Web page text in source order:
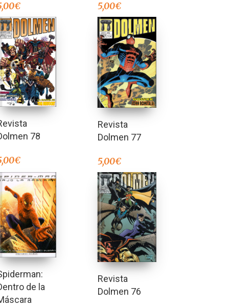
€ 5,00€
78
€
Revista
Dolmen 77
5,00€
de la
Revista
Dolmen 76